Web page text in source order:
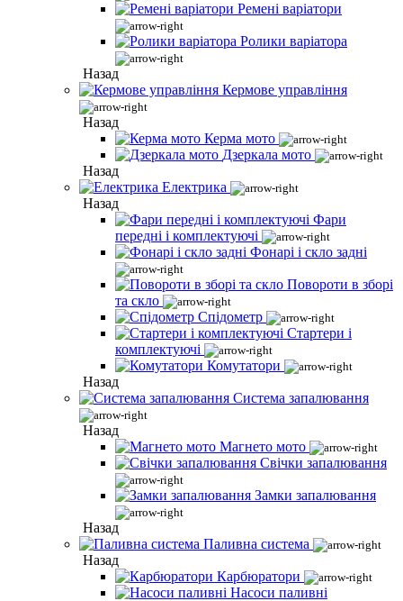
Ремені варіатори
Ролики варіатора
Назад
Кермове управління
Назад
Керма мото
Дзеркала мото
Назад
Електрика
Назад
Фари
передні і комплектуючі
Фонарі і скло задні
Повороти в зборі
та скло
Спідометр
Стартери і
комплектуючі
Комутатори
Назад
Система запалювання
Назад
Магнето мото
Свічки запалювання
Замки запалювання
Назад
Паливна система
Назад
Карбюратори
Насоси паливні